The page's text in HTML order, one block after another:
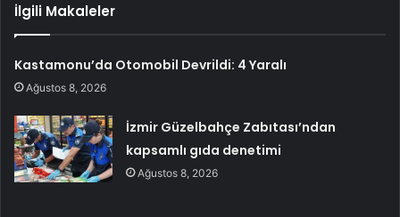
İlgili Makaleler
Kastamonu’da Otomobil Devrildi: 4 Yaralı
Ağustos 8, 2026
İzmir Güzelbahçe Zabıtası’ndan
kapsamlı gıda denetimi
Ağustos 8, 2026